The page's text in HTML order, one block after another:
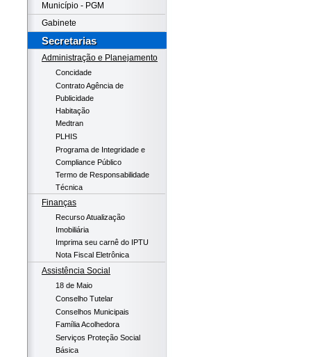
Município - PGM
Gabinete
Secretarias
Administração e Planejamento
Concidade
Contrato Agência de
Publicidade
Habitação
Medtran
PLHIS
Programa de Integridade e
Compliance Público
Termo de Responsabilidade
Técnica
Finanças
Recurso Atualização
Imobiliária
Imprima seu carnê do IPTU
Nota Fiscal Eletrônica
Assistência Social
18 de Maio
Conselho Tutelar
Conselhos Municipais
Família Acolhedora
Serviços Proteção Social
Básica